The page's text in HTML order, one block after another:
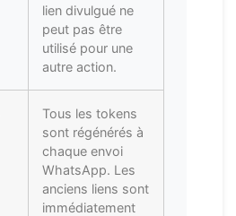
lien divulgué ne
peut pas être
utilisé pour une
autre action.
Tous les tokens
sont régénérés à
chaque envoi
WhatsApp. Les
anciens liens sont
immédiatement